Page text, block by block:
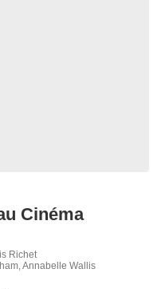
Cinéma
Richet
Annabelle Wallis